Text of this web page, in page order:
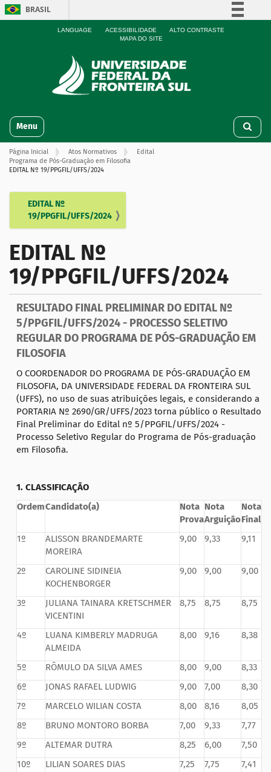
BRASIL
Simplifique!
Participe
Acesso à informação
LANGUAGE ACESSIBILIDADE
ALTO CONTRASTE
MAPA DO SITE
v
Toggle navigation
Página Inicial Atos Normativos
Edital
Programa de Pós-Graduação em Filosofia
EDITAL Nº 19/PPGFIL/UFFS/2024
e
g
a
ç
ã
o
EDITAL Nº
19/PPGFIL/UFFS/2024
EDITAL Nº
19/PPGFIL/UFFS/2024
RESULTADO FINAL PRELIMINAR DO EDITAL Nº
5/PPGFIL/UFFS/2024 - PROCESSO SELETIVO
REGULAR DO PROGRAMA DE PÓS-GRADUAÇÃO EM
FILOSOFIA
O COORDENADOR DO PROGRAMA DE PÓS-GRADUAÇÃO EM
FILOSOFIA, DA UNIVERSIDADE FEDERAL DA FRONTEIRA SUL
(UFFS), no uso de suas atribuições legais, e considerando a
PORTARIA Nº 2690/GR/UFFS/2023 torna público o Resultado
Final Preliminar do Edital nº 5/PPGFIL/UFFS/2024 -
Processo Seletivo Regular do Programa de Pós-graduação
em Filosofia.
1. CLASSIFICAÇÃO
OrdemCandidato(a)
Nota
Prova
Nota
Arguição
Nota
Final
1º
ALISSON BRANDEMARTE
MOREIRA
9,00 9,33 9,11
2º
CAROLINE SIDINEIA
KOCHENBORGER
9,00 9,00 9,00
3º
JULIANA TAINARA KRETSCHMER
VICENTINI
8,75 8,75 8,75
4º
LUANA KIMBERLY MADRUGA
ALMEIDA
8,00 9,16 8,38
5º RÔMULO DA SILVA AMES 8,00 9,00
8,33
6º
JONAS RAFAEL LUDWIG 9,00 7,00
8,30
7º
MARCELO WILIAN COSTA 8,00 8,16
8,05
8º
BRUNO MONTORO BORBA 7,00 9,33
7,77
9º
ALTEMAR DUTRA 8,25 6,00
7,50
10º
LILIAN SOARES DIAS 7,25 7,75
7,41